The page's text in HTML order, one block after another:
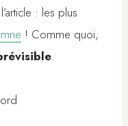
: les plus
! Comme quoi,
.